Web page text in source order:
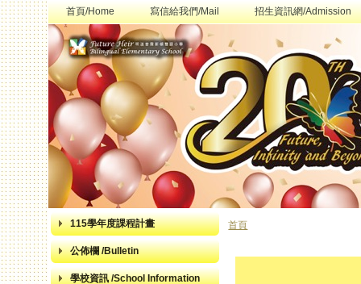
首頁/Home 寫信給我們/Mail 招生資訊網/Admission
115學年度課程計畫
公佈欄 /Bulletin
學校資訊 /School Information
首頁